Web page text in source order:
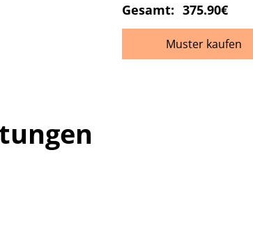
Gesamt: 375.90€
Muster kaufen